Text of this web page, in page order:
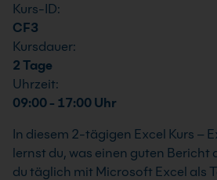
Kurs-ID:
CF3
Kursdauer:
2 Tage
Uhrzeit:
09:00 - 17:00 Uhr
In diesem 2-tägigen Excel Kurs –
lernst du, was einen guten Bericht
du täglich mit Microsoft Excel als